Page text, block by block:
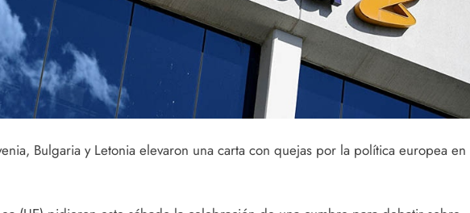
Bulgaria y Letonia elevaron una carta con quejas por la política europea en